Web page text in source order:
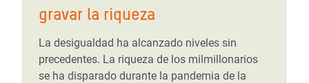
gravar la riqueza
La desigualdad ha alcanzado niveles sin
precedentes. La riqueza de los milmillonarios
se ha disparado durante la pandemia de la